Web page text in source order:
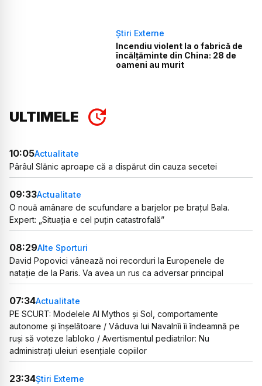
Știri Externe
Incendiu violent la o fabrică de
încălţăminte din China: 28 de
oameni au murit
ULTIMELE
10:05Actualitate
Pârâul Slănic aproape că a dispărut din cauza secetei
09:33Actualitate
O nouă amânare de scufundare a barjelor pe brațul Bala.
Expert: „Situația e cel puțin catastrofală”
08:29Alte Sporturi
David Popovici vânează noi recorduri la Europenele de
natație de la Paris. Va avea un rus ca adversar principal
07:34Actualitate
PE SCURT: Modelele AI Mythos și Sol, comportamente
autonome și înșelătoare / Văduva lui Navalnîi îi îndeamnă pe
ruși să voteze Iabloko / Avertismentul pediatrilor: Nu
administrați uleiuri esențiale copiilor
23:34Știri Externe